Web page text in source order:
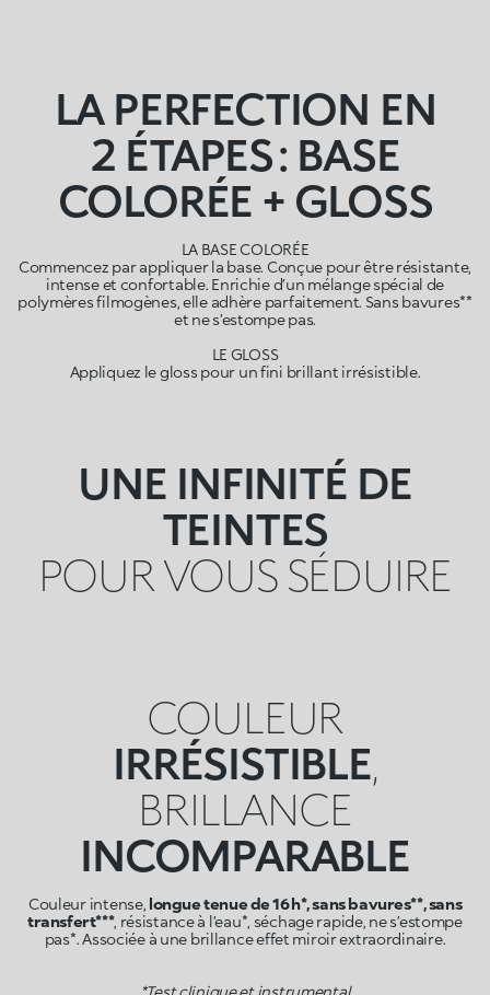
LA PERFECTION EN
2 ÉTAPES : BASE
COLORÉE + GLOSS
LA BASE COLORÉE
Commencez par appliquer la base. Conçue pour être résistante,
intense et confortable. Enrichie d’un mélange spécial de
polymères filmogènes, elle adhère parfaitement. Sans bavures**
et ne s’estompe pas.
LE GLOSS
Appliquez le gloss pour un fini brillant irrésistible.
UNE INFINITÉ DE
TEINTES
POUR VOUS SÉDUIRE
COULEUR
IRRÉSISTIBLE,
BRILLANCE
INCOMPARABLE
Couleur intense, longue tenue de 16 h*, sans bavures**, sans
transfert***, résistance à l’eau*, séchage rapide, ne s’estompe
pas*. Associée à une brillance effet miroir extraordinaire.
*Test clinique et instrumental